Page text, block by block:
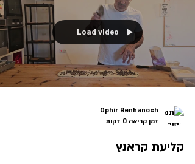
Load video
Ophir Benhanoch
זמן קריאה 0 דקות
קליעת קראנץ